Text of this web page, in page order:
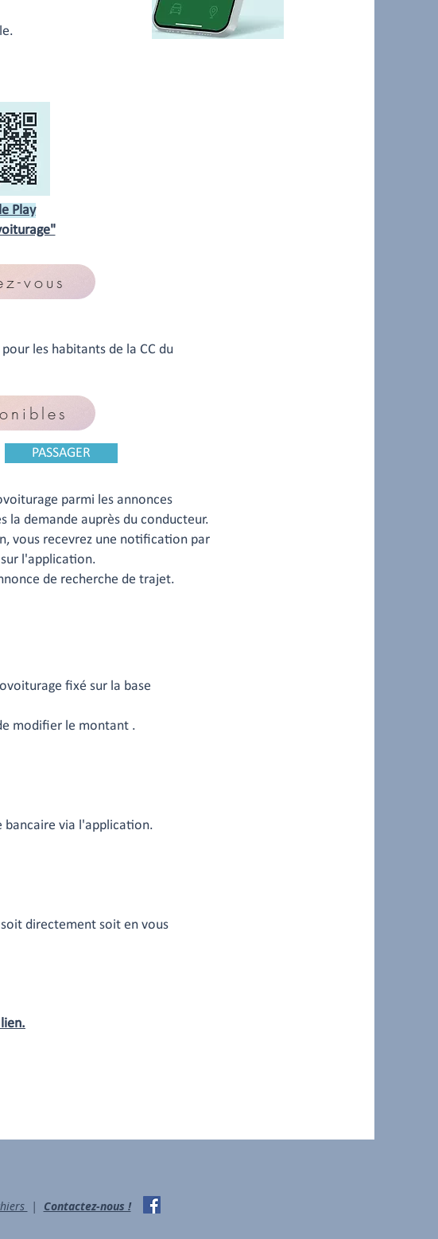
vous
Play
les habitants de la CC du
PASSAGER
parmi les annonces
la demande auprès du conducteur.
vous recevrez une notification par
sur l'application.
de recherche de trajet.
fixé sur la base
modifier le montant .
bancaire via l'application.
directement soit en vous
| Contactez-nous !